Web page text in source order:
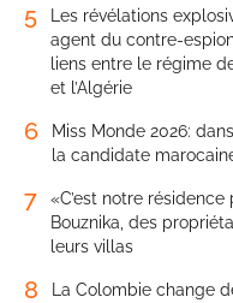
5
Les révélations
agent du contre-
liens entre le régime
et l’Algérie
6
Miss Monde 2026:
la candidate
7
«C’est notre
Bouznika, des
leurs villas
8
La Colombie change